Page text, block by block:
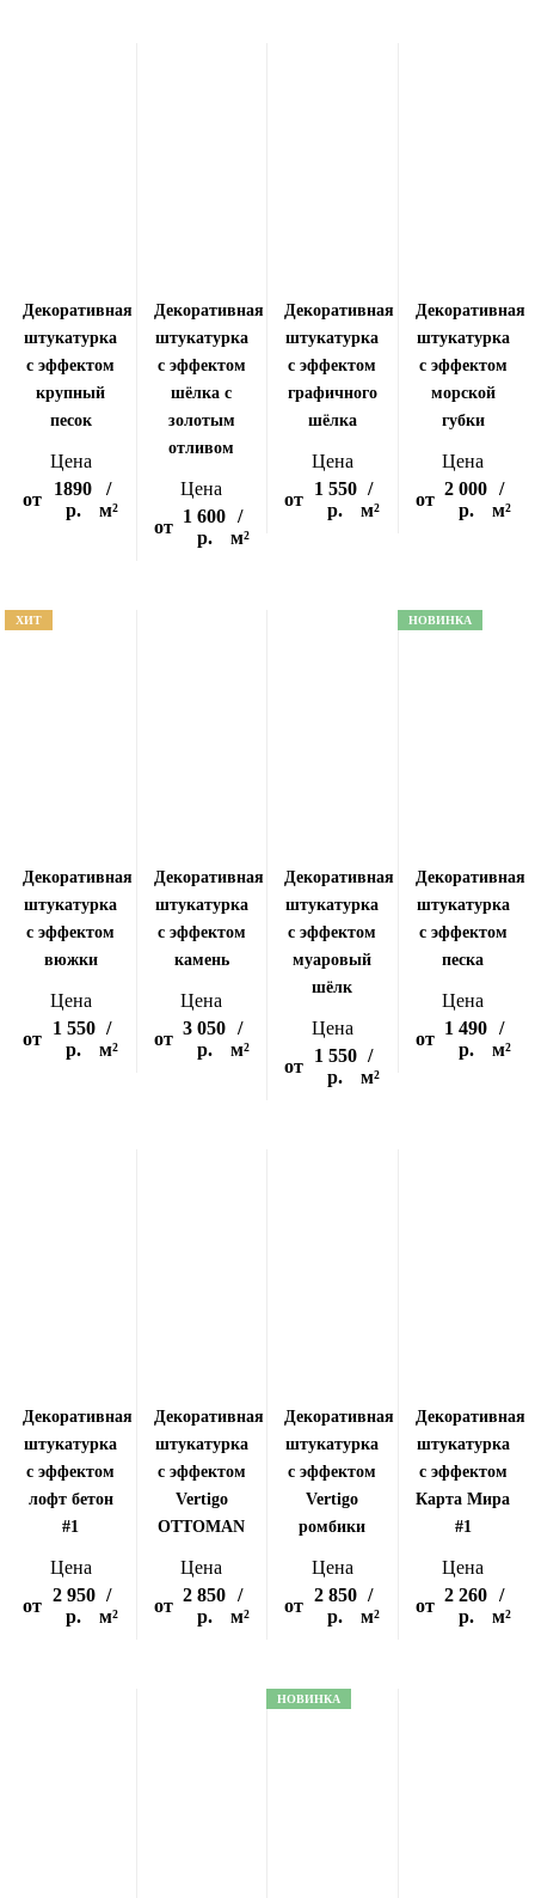
Декоративная
штукатурка
с эффектом
крупный
песок
Цена
от
1890
р.
/
м²
Декоративная
штукатурка
с эффектом
шёлка с
золотым
отливом
Цена
от
1 600
р.
/
м²
Декоративная
штукатурка
с эффектом
графичного
шёлка
Цена
от
1 550
р.
/
м²
Декоративная
штукатурка
с эффектом
морской
губки
Цена
от
2 000
р.
/
м²
ХИТ
Декоративная
штукатурка
с эффектом
вюжки
Цена
от
1 550
р.
/
м²
Декоративная
штукатурка
с эффектом
камень
Цена
от
3 050
р.
/
м²
Декоративная
штукатурка
с эффектом
муаровый
шёлк
Цена
от
1 550
р.
/
м²
НОВИНКА
Декоративная
штукатурка
с эффектом
песка
Цена
от
1 490
р.
/
м²
Декоративная
штукатурка
с эффектом
лофт бетон
#1
Цена
от
2 950
р.
/
м²
Декоративная
штукатурка
с эффектом
Vertigo
OTTOMAN
Цена
от
2 850
р.
/
м²
Декоративная
штукатурка
с эффектом
Vertigo
ромбики
Цена
от
2 850
р.
/
м²
Декоративная
штукатурка
с эффектом
Карта Мира
#1
Цена
от
2 260
р.
/
м²
НОВИНКА